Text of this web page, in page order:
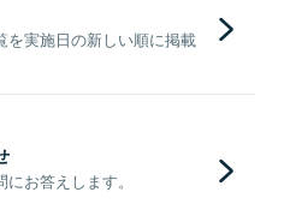
を実施日の新しい順に掲載
お答えします。